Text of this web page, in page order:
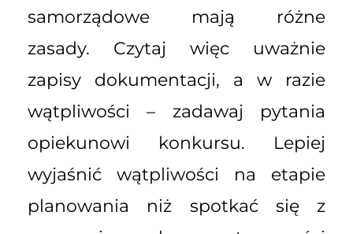
samorządowe mają różne
zasady. Czytaj więc uważnie
zapisy dokumentacji, a w razie
wątpliwości – zadawaj pytania
opiekunowi konkursu. Lepiej
wyjaśnić wątpliwości na etapie
planowania niż spotkać się z